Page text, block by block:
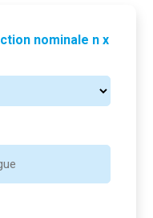
nominale n x